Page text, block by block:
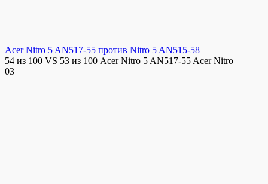
Acer Nitro 5 AN517-55 против Nitro 5 AN515-58
54 из 100 VS 53 из 100 Acer Nitro 5 AN517-55 Acer Nitro
03